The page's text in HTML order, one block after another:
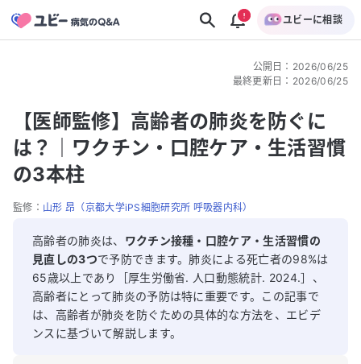
ユビーに相談
公開日 ： 2026/06/25
最終更新日 ： 2026/06/25
【医師監修】高齢者の肺炎を防ぐに
は？｜ワクチン・口腔ケア・生活習慣
の3本柱
監修： 山形 昂（京都大学iPS細胞研究所 呼吸器内科）
高齢者の肺炎は、 ワクチン接種・口腔ケア・生活習慣の
見直しの3つで予防できます。肺炎による死亡者の98%は
65歳以上であり［厚生労働省. 人口動態統計. 2024.］、
高齢者にとって肺炎の予防は特に重要です。この記事で
は、高齢者が肺炎を防ぐための具体的な方法を、エビデ
ンスに基づいて解説します。